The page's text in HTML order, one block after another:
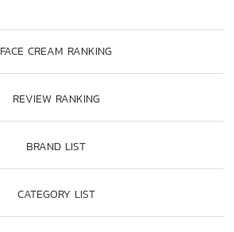
FACE CREAM RANKING
REVIEW RANKING
BRAND LIST
CATEGORY LIST